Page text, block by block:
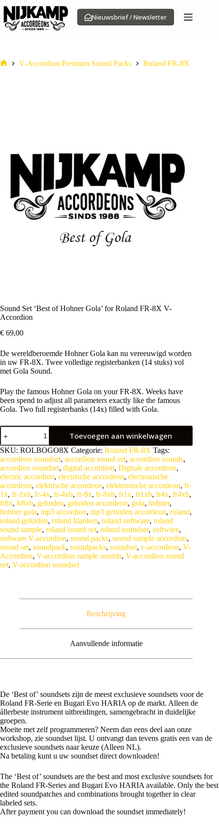
naar
de
inhoud
Nieuwsbrief / Newsletter
V-Accordion Premium Sound Packs Roland FR-8X
Sound Set ‘Best of Hohner Gola’ for Roland FR-8X V-
Accordion
€ 69,00
De wereldberoemde Hohner Gola kan nu vereeuwigd worden
in uw FR-8X. Twee volledige registerbanken (14 stuks) vol
met Gola Sound.
Play the famous Hohner Gola on your FR-8X. Weeks have
been spend to adjust all parameters exactly like the famous
Gola. Two full registerbanks (14x) filled with Gola.
Sound
Set
'Best
of
Hohner
Gola'
for
Roland
FR-
8X
V-
Accordion
aantal
Toevoegen aan winkelwagen
A
l
t
e
r
n
a
t
i
v
e
:
SKU: ROLBOGO8X Categorie: Roland FR-8X Tags:
accordeon soundset, accordion sound set, accordion sounds,
accordion soundset, digital accordion, Digitale accordeon,
electric accordion, electrische accordeon, electronische
accordeon, elektrische accordeon, elektronische accordeon, fr-
1x, fr-1xb, fr-4x, fr-4xb, fr-8x, fr-8xb, fr1x, fr1xb, fr4x, fr4xb,
fr8x, fr8xb, geluiden, geluiden accordeon, gola, hohner,
hohner gola, mp3 accordion, mp3 geluiden accordeon, roland,
roland geluiden, roland klanken, roland software, roland
sound sample, roland sound set, roland soundset, software,
software V-accordion, sound packs, sound sample accordion,
sound set, soundpack, soundpacks, soundset, v-accordeon, V-
Accordion, V-accordion sample sounds, V-accordion sound
set, V-accordion soundset
Beschrijving
Aanvullende informatie
De ‘Best of’ soundsets zijn de meest exclusieve soundsets voor de
Roland FR-Serie en Bugari Evo HARIA op de markt. Alleen de
állerbeste instrument uitbreidingen, samengebracht in duidelijke
groepen.
Moeite met zelf programmeren? Neem dan eens deel aan onze
workshop, zie soundset lijst. U ontvangt dan tevens gratis een van de
exclusieve soundsets naar keuze (Alleen NL).
Na betaling kunt u uw soundset direct downloaden!
The ‘Best of’ soundsets are the best and most exclusive soundsets for
the Roland FR-Series and Bugari Evo HARIA available. Only the best
edited soundpatches and combinations brought together in clear
labeled sets.
After payment you can download the soundset immediately!